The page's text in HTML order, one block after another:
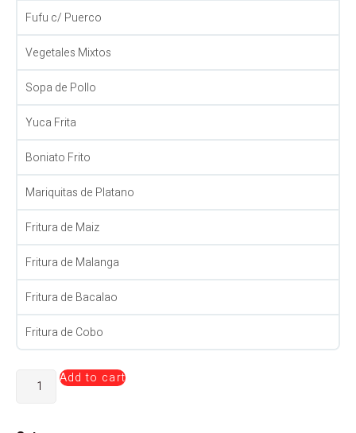
Fufu c/ Puerco
Vegetales Mixtos
Sopa de Pollo
Yuca Frita
Boniato Frito
Mariquitas de Platano
Fritura de Maiz
Fritura de Malanga
Fritura de Bacalao
Fritura de Cobo
Add to cart